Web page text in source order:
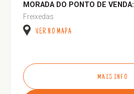
MORADA DO PONTO DE VENDA:
Freixedas
VER NO MAPA
MAIS INFO